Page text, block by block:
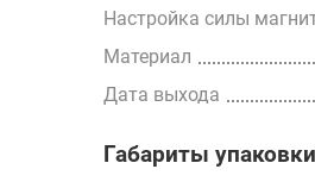
Настройка силы
Материал
Дата выхода
Габариты упаковки